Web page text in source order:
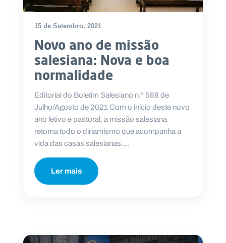
15 de Setembro, 2021
Novo ano de missão
salesiana: Nova e boa
normalidade
Editorial do Boletim Salesiano n.º 588 de
Julho/Agosto de 2021 Com o início deste novo
ano letivo e pastoral, a missão salesiana
retoma todo o dinamismo que acompanha a
vida das casas salesianas....
Ler mais
P
O
R
T
A
I
N
L
S
a
l
e
s
i
a